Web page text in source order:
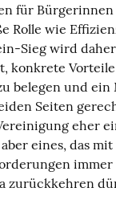
für
Rolle wie
wird
konkrete
belegen und ein
Seiten
eher
eines, das
zurückkehren